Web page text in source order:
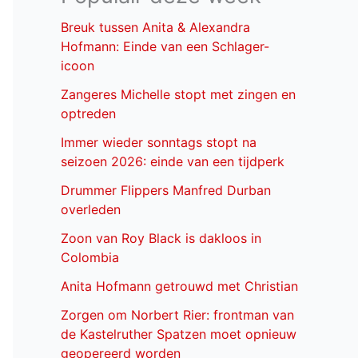
Breuk tussen Anita & Alexandra
Hofmann: Einde van een Schlager-
icoon
Zangeres Michelle stopt met zingen en
optreden
Immer wieder sonntags stopt na
seizoen 2026: einde van een tijdperk
Drummer Flippers Manfred Durban
overleden
Zoon van Roy Black is dakloos in
Colombia
Anita Hofmann getrouwd met Christian
Zorgen om Norbert Rier: frontman van
de Kastelruther Spatzen moet opnieuw
geopereerd worden